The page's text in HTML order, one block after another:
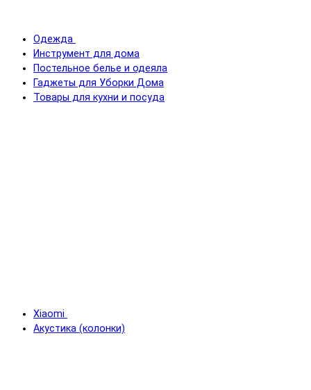
Одежда
Инструмент для дома
Постельное белье и одеяла
Гаджеты для Уборки Дома
Товары для кухни и посуда
Xiaomi
Акустика (колонки)